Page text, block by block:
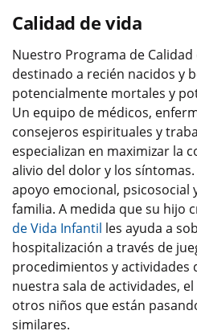
Calidad de vida
Nuestro Programa de
destinado a recién nacidos y
potencialmente mortales y
Un equipo de médicos,
consejeros espirituales y
especializan en maximizar la
alivio del dolor y los
apoyo emocional, psicosocial
familia. A medida que su hijo
de Vida Infantil les ayuda a
hospitalización a través de
procedimientos y actividades
nuestra sala de actividades,
otros niños que están
similares.